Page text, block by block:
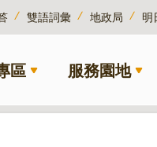
雙語詞彙 地政局 明
區 服務園地